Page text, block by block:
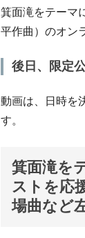
箕面滝をテーマ
平作曲）のオン
後日、限定
動画は、日時を
す。
箕面滝を
ストを応
場曲など